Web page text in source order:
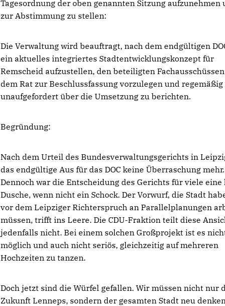
Tagesordnung der oben genannten Sitzung aufzunehmen
zur Abstimmung zu stellen:
Die Verwaltung wird beauftragt, nach dem endgültigen
ein aktuelles integriertes Stadtentwicklungskonzept für
Remscheid aufzustellen, den beteiligten
dem Rat zur Beschlussfassung vorzulegen und regemäßig
unaufgefordert über die Umsetzung zu berichten.
Begründung:
Nach dem Urteil des Bundesverwaltungsgerichts in
das endgültige Aus für das DOC keine Überraschung mehr.
Dennoch war die Entscheidung des Gerichts für viele eine
Dusche, wenn nicht ein Schock. Der Vorwurf, die Stadt
vor dem Leipziger Richterspruch an Parallelplanungen
müssen, trifft ins Leere. Die CDU-Fraktion teilt diese
jedenfalls nicht. Bei einem solchen Großprojekt ist es
möglich und auch nicht seriös, gleichzeitig auf mehreren
Hochzeiten zu tanzen.
Doch jetzt sind die Würfel gefallen. Wir müssen nicht nur
Zukunft Lenneps, sondern der gesamten Stadt neu